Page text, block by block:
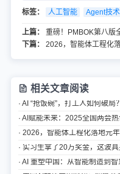
标签： 人工智能 Agent技术
上篇：
重磅！PMBOK第八版
下篇：
2026，智能体工程化
相关文章阅读
· AI “抢饭碗”，打工人如何破
· AI赋能未来：2025全国两会
· 2026，智能体工程化落地元
· 实习生拿了20万奖金，这波
· AI 重塑中国：从智能制造到